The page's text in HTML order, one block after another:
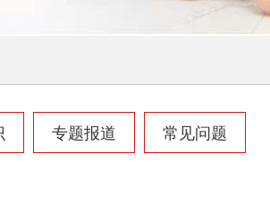
专题报道 常见问题
工业固废处理设备... 木材